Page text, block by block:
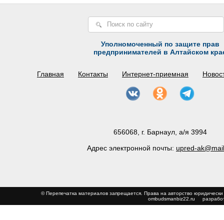
Уполномоченный по защите прав
предпринимателей в Алтайском
Главная Контакты Интернет-приемная
656068, г. Барнаул, а/я 3994
Адрес электронной почты: upred-
© Перепечатка материалов запрещается. Права на авторство
ombudsmanbiz22.ru